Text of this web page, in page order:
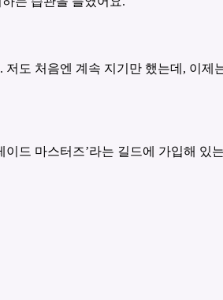
도 처음엔 계속 지기만 했는데, 이제
드 마스터즈’라는 길드에 가입해 있